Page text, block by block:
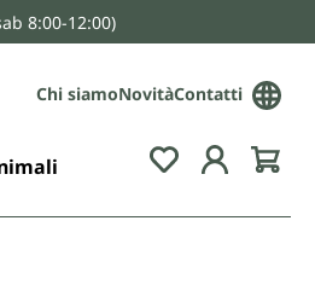
8:00-12:00)
Chi siamoNovitàContatti
You have 0